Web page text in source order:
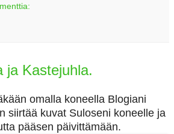
ja Kastejuhla.
omalla koneella Blogiani
siirtää kuvat Suloseni koneelle ja
pääsen päivittämään.